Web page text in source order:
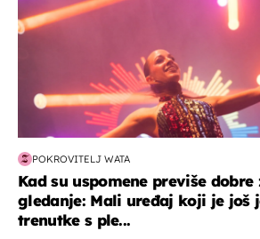
POKROVITELJ WATA
Kad su uspomene previše
gledanje: Mali uređaj koji je još
trenutke s ple...